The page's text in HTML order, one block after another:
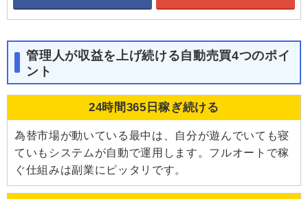
管理人が収益を上げ続ける自動売買4つのポイ
ント
24時間365日稼ぎ続ける
為替市場が動いている最中は、自分が遊んでいても寝
ていもシステムが自動で運用します。フルオートで稼
ぐ仕組みは副業にピッタリです。